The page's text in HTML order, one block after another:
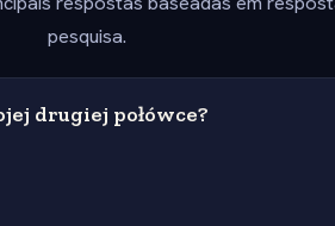
pesquisa.
drugiej połówce?